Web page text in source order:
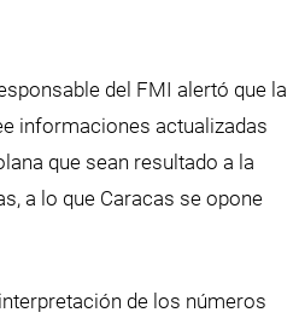
del FMI alertó que la
informaciones actualizadas
que sean resultado a la
a lo que Caracas se opone
de los números